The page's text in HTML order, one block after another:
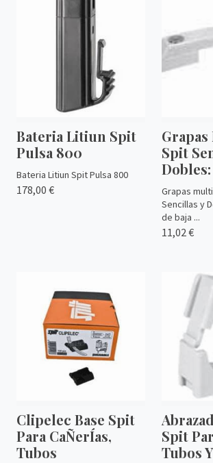
Bateria Litiun Spit
Pulsa 800
Bateria Litiun Spit Pulsa 800
178,00 €
Spit
Dobles:
Grapas
Sencillas y
de baja ...
11,02 €
Clipelec Base Spit
Para CaÑerÍas,
Tubos
Spit
Tubos